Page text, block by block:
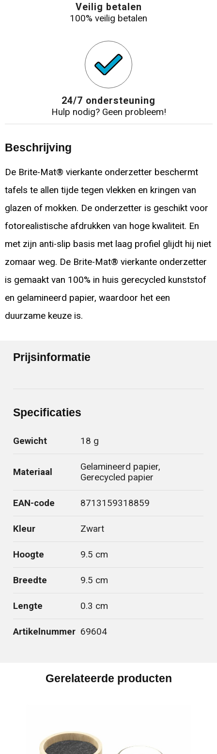
Veilig betalen
100% veilig betalen
24/7 ondersteuning
Hulp nodig? Geen probleem!
Beschrijving
De Brite-Mat® vierkante onderzetter beschermt
tafels te allen tijde tegen vlekken en kringen van
glazen of mokken. De onderzetter is geschikt voor
fotorealistische afdrukken van hoge kwaliteit. En
met zijn anti-slip basis met laag profiel glijdt hij niet
zomaar weg. De Brite-Mat® vierkante onderzetter
is gemaakt van 100% in huis gerecycled kunststof
en gelamineerd papier, waardoor het een
duurzame keuze is.
Prijsinformatie
Specificaties
Gewicht 18 g
Materiaal
Gelamineerd papier,
Gerecycled papier
EAN-code 8713159318859
Kleur Zwart
Hoogte 9.5 cm
Breedte 9.5 cm
Lengte 0.3 cm
Artikelnummer 69604
Gerelateerde producten